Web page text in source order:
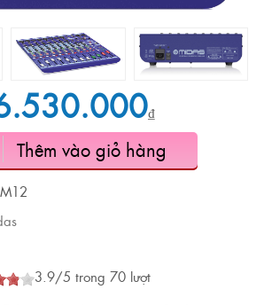
₫
Thêm vào giỏ hàng
3.9/5 trong 70 lượt